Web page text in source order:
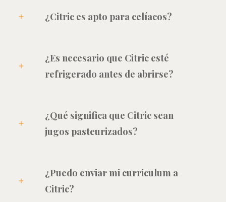
¿Citric es apto para celíacos?
¿Es necesario que Citric esté
refrigerado antes de abrirse?
¿Qué significa que Citric sean
jugos pasteurizados?
¿Puedo enviar mi curriculum a
Citric?